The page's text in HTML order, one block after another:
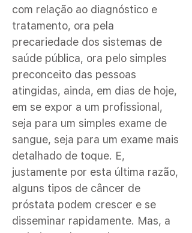
com relação ao diagnóstico e
tratamento, ora pela
precariedade dos sistemas de
saúde pública, ora pelo simples
preconceito das pessoas
atingidas, ainda, em dias de hoje,
em se expor a um profissional,
seja para um simples exame de
sangue, seja para um exame mais
detalhado de toque. E,
justamente por esta última razão,
alguns tipos de câncer de
próstata podem crescer e se
disseminar rapidamente. Mas, a